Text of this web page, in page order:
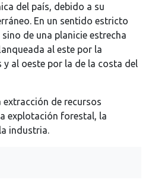
del país, debido a su
En un sentido estricto
de una planicie estrecha
al este por la
al oeste por la de la costa del
extracción de recursos
explotación forestal, la
industria.